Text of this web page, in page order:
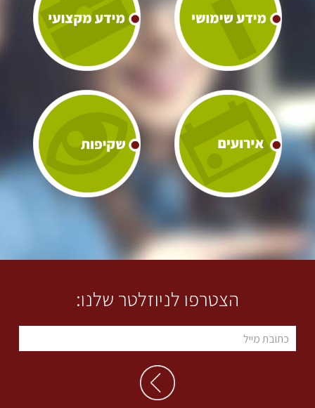
הצטרפו לניוזלטר שלנו: